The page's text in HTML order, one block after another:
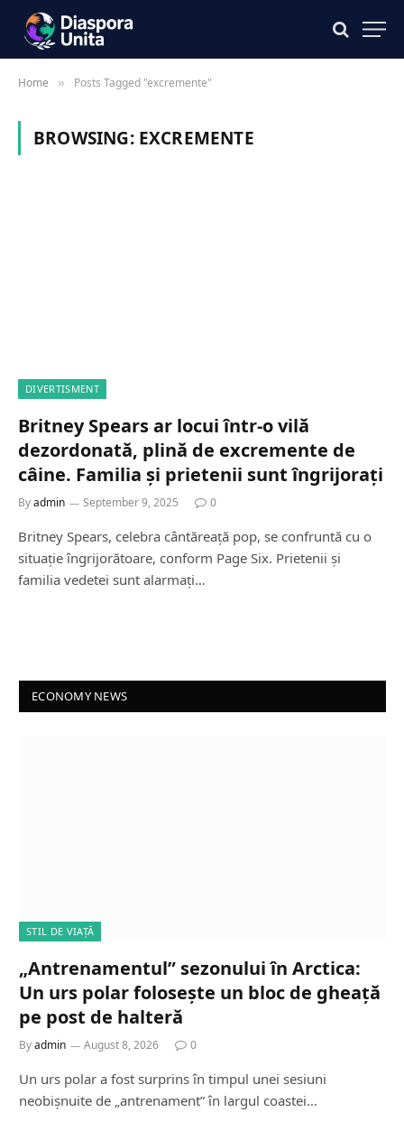
Home » Posts Tagged "excremente"
BROWSING: EXCREMENTE
DIVERTISMENT
Britney Spears ar locui într-o vilă
dezordonată, plină de excremente de
câine. Familia și prietenii sunt îngrijorați
Byadmin September 9, 2025 0
Britney Spears, celebra cântăreață pop, se confruntă cu o
situație îngrijorătoare, conform Page Six. Prietenii și
familia vedetei sunt alarmați…
ECONOMY NEWS
STIL DE VIAȚĂ
„Antrenamentul” sezonului în Arctica:
Un urs polar folosește un bloc de gheață
pe post de halteră
Byadmin August 8, 2026 0
Un urs polar a fost surprins în timpul unei sesiuni
neobișnuite de „antrenament” în largul coastei…